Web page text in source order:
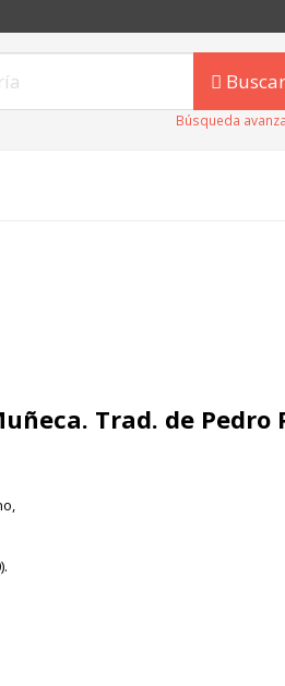
Buscar
Búsqueda
Trad. de Pedro